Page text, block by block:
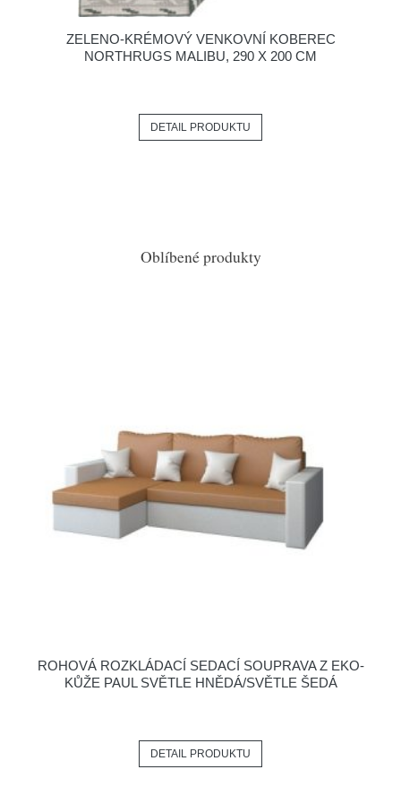
ZELENO-KRÉMOVÝ VENKOVNÍ KOBEREC
NORTHRUGS MALIBU, 290 X 200 CM
DETAIL PRODUKTU
Oblíbené produkty
ROHOVÁ ROZKLÁDACÍ SEDACÍ SOUPRAVA Z EKO-
KŮŽE PAUL SVĚTLE HNĚDÁ/SVĚTLE ŠEDÁ
DETAIL PRODUKTU